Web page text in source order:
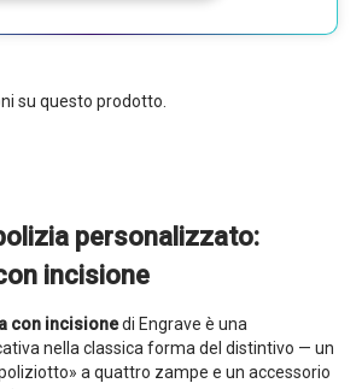
su questo prodotto.
personalizzato:
incisione
con incisionedi Engrave è una
nella classica forma del distintivo — un
a quattro zampe e un accessorio